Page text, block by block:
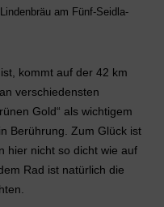
am Fünf-Seidla-
kommt auf der 42 km
an verschiedensten
Gold“ als wichtigem
Berührung. Zum Glück ist
hier nicht so dicht wie auf
Rad ist natürlich die